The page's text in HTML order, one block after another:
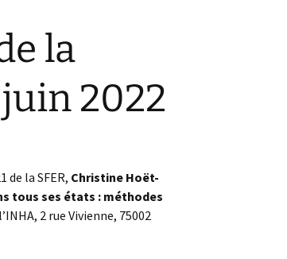
la
juin 2022
de la SFER, Christine Hoët-
tous ses états : méthodes
2 rue Vivienne, 75002